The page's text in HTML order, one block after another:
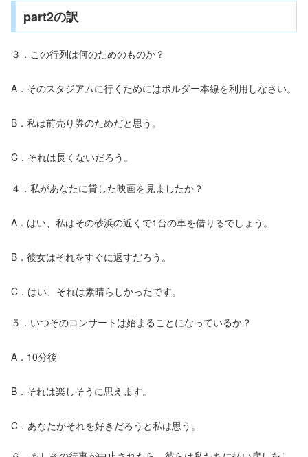
part2の訳
３．この行列は何のためのものか？
A．そのスタジアムに行くためにはボルダー本線を利用しなさい。
B．私は前売り券のためだと思う。
C．それは長くないだろう。
４．私があなたに貸した映画を見ましたか？
A．はい、私はその砂浜の近くで1台の車を借りるでしょう。
B．彼女はそれをすぐに返すだろう。
C．はい、それは素晴らしかったです。
５．いつそのコンサートは始まることになっているか？
A．10分後
B．それは楽しそうに思えます。
C．あなたがそれを好きだろうと私は思う。